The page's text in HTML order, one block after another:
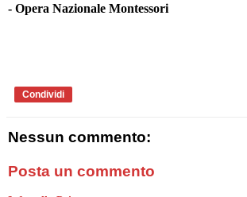
- Opera Nazionale Montessori
Condividi
Nessun commento:
Posta un commento